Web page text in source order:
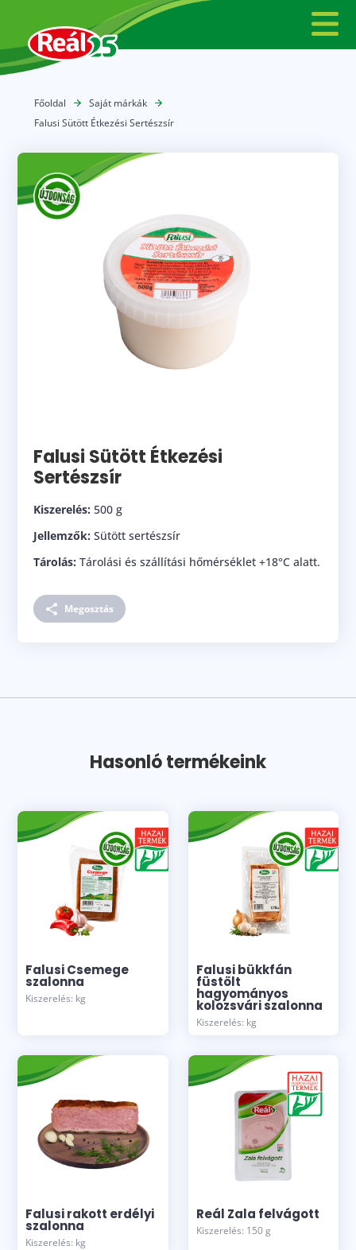
Főoldal
Saját márkák
Falusi Sütött Étkezési Sertészsír
Falusi Sütött Étkezési
Sertészsír
Kiszerelés: 500 g
Jellemzők: Sütött sertészsír
Tárolás: Tárolási és szállítási hőmérséklet +18°C alatt.
Megosztás
Hasonló termékeink
Falusi Csemege
szalonna
Kiszerelés: kg
Falusi bükkfán
füstölt
hagyományos
kolozsvári szalonna
Kiszerelés: kg
Falusi rakott erdélyi
szalonna
Kiszerelés: kg
Reál Zala felvágott
Kiszerelés: 150 g